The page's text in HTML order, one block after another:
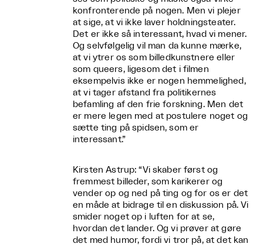
konfronterende på nogen. Men vi plejer
at sige, at vi ikke laver holdningsteater.
Det er ikke så interessant, hvad vi mener.
Og selvfølgelig vil man da kunne mærke,
at vi ytrer os som billedkunstnere eller
som queers, ligesom det i filmen
eksempelvis ikke er nogen hemmelighed,
at vi tager afstand fra politikernes
befamling af den frie forskning. Men det
er mere legen med at postulere noget og
sætte ting på spidsen, som er
interessant.”
Kirsten Astrup: “Vi skaber først og
fremmest billeder, som karikerer og
vender op og ned på ting og for os er det
en måde at bidrage til en diskussion på. Vi
smider noget op i luften for at se,
hvordan det lander. Og vi prøver at gøre
det med humor, fordi vi tror på, at det kan